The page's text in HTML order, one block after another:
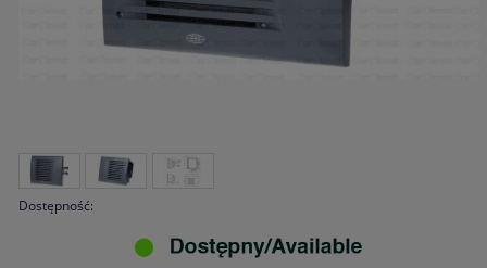
Dostępność: